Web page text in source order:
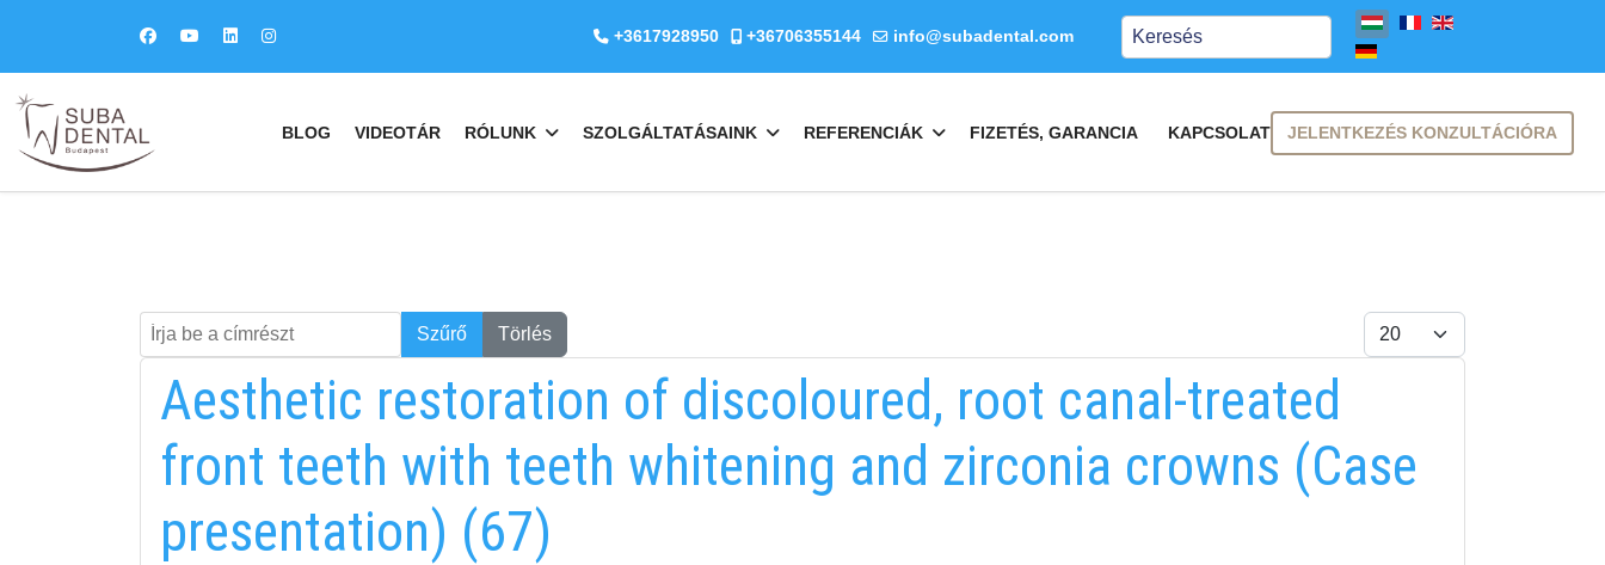
Keresés
+3617928950 +36706355144 info@subadental.com
JELENTKEZÉS KONZULTÁCIÓRA
BLOG VIDEOTÁR RÓLUNK SZOLGÁLTATÁSAINK REFERENCIÁK FIZETÉS, GARANCIA KAPCSOLAT
Írja be a címrészt
Keresés Szűrő Törlés Tételek #
Aesthetic restoration of discoloured, root canal-treated
front teeth with teeth whitening and zirconia crowns (Case
presentation) (67)